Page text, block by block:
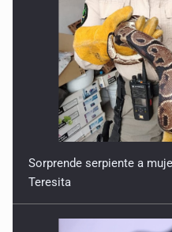
Sorprende serpiente a
Teresita